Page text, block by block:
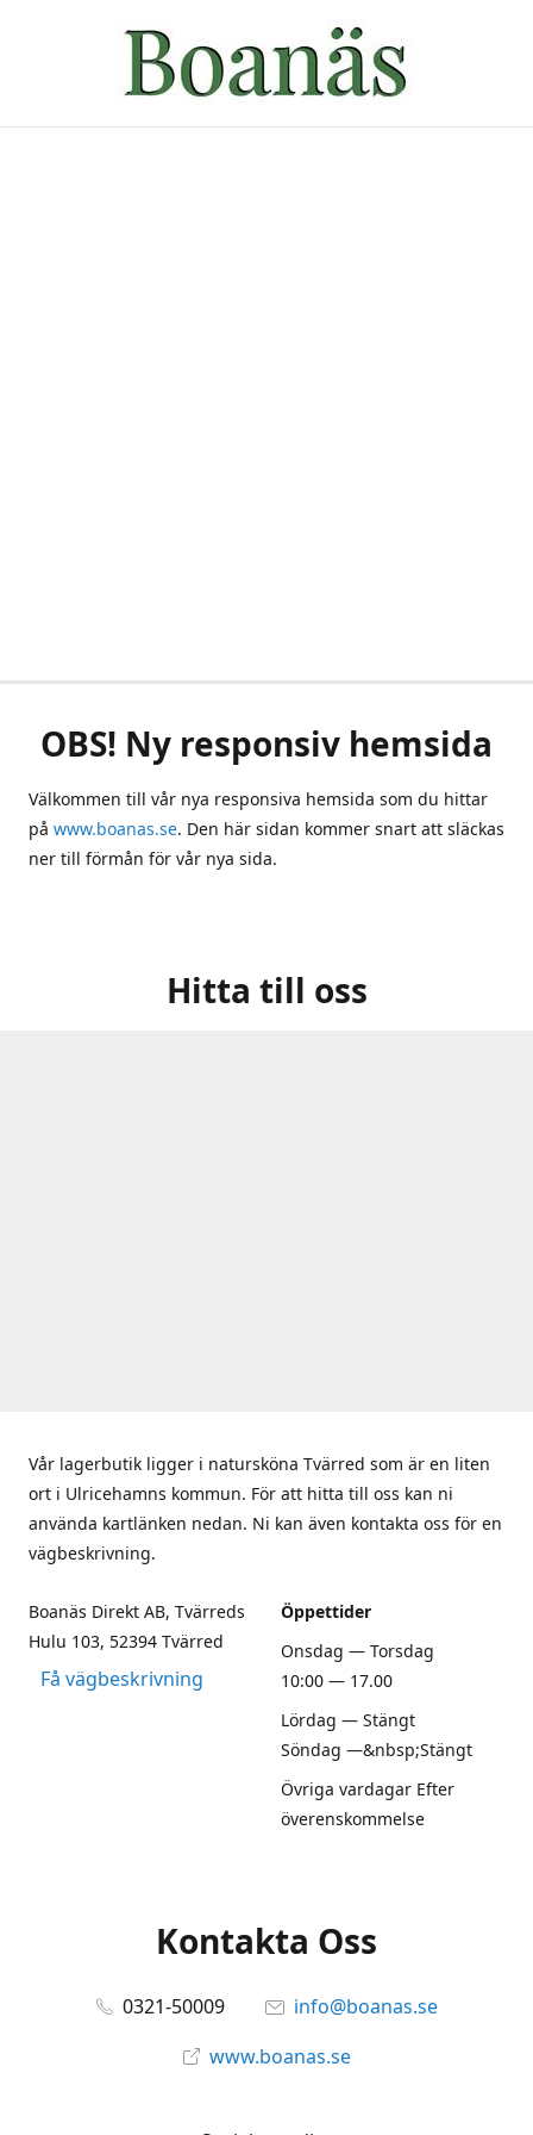
OBS! Ny responsiv hemsida
Välkommen till vår nya responsiva hemsida som du hittar
på www.boanas.se. Den här sidan kommer snart att släckas
ner till förmån för vår nya sida.
Hitta till oss
Vår lagerbutik ligger i natursköna Tvärred som är en liten
ort i Ulricehamns kommun. För att hitta till oss kan ni
använda kartlänken nedan. Ni kan även kontakta oss för en
vägbeskrivning.
Boanäs Direkt AB, Tvärreds
Hulu 103, 52394 Tvärred
Få vägbeskrivning
Öppettider
Onsdag — Torsdag
10:00 — 17.00
Lördag — Stängt
Söndag —&nbsp;Stängt
Övriga vardagar Efter
överenskommelse
Kontakta Oss
0321-50009
info@boanas.se
www.boanas.se